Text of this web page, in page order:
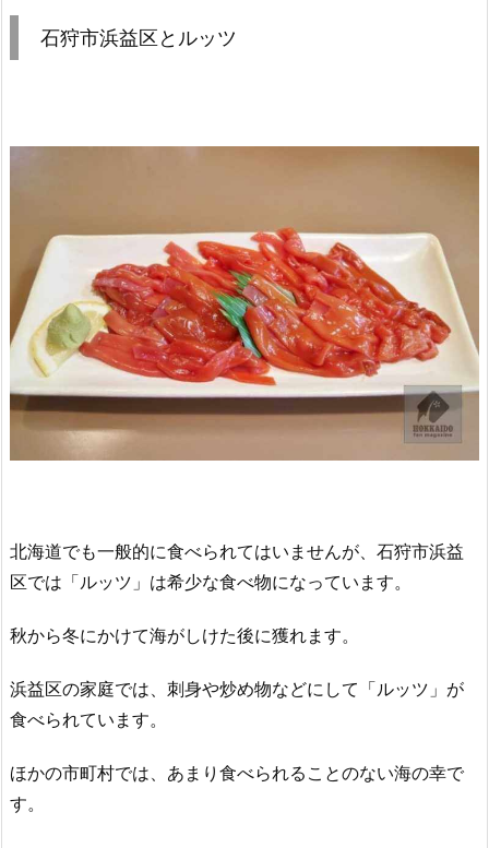
石狩市浜益区とルッツ
北海道でも一般的に食べられてはいませんが、石狩市浜益
区では「ルッツ」は希少な食べ物になっています。
秋から冬にかけて海がしけた後に獲れます。
浜益区の家庭では、刺身や炒め物などにして「ルッツ」が
食べられています。
ほかの市町村では、あまり食べられることのない海の幸で
す。